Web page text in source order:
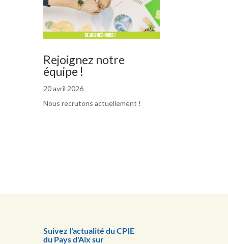
Rejoignez notre
équipe !
20 avril 2026
Nous recrutons actuellement !
Suivez l'actualité du CPIE
du Pays d'Aix sur